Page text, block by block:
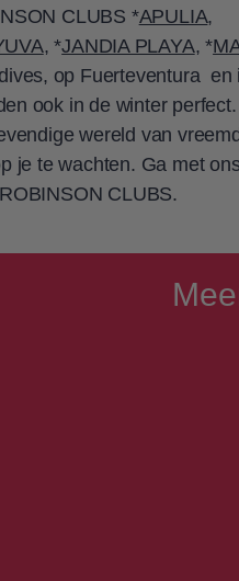
CLUBS *APULIA,
, *JANDIA PLAYA, *
op Fuerteventura en
ook in de winter
wereld van
je te wachten. Ga met
CLUBS.